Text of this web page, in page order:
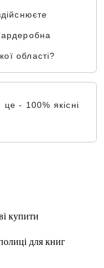
області?
- 100% якісні
купити
для книг